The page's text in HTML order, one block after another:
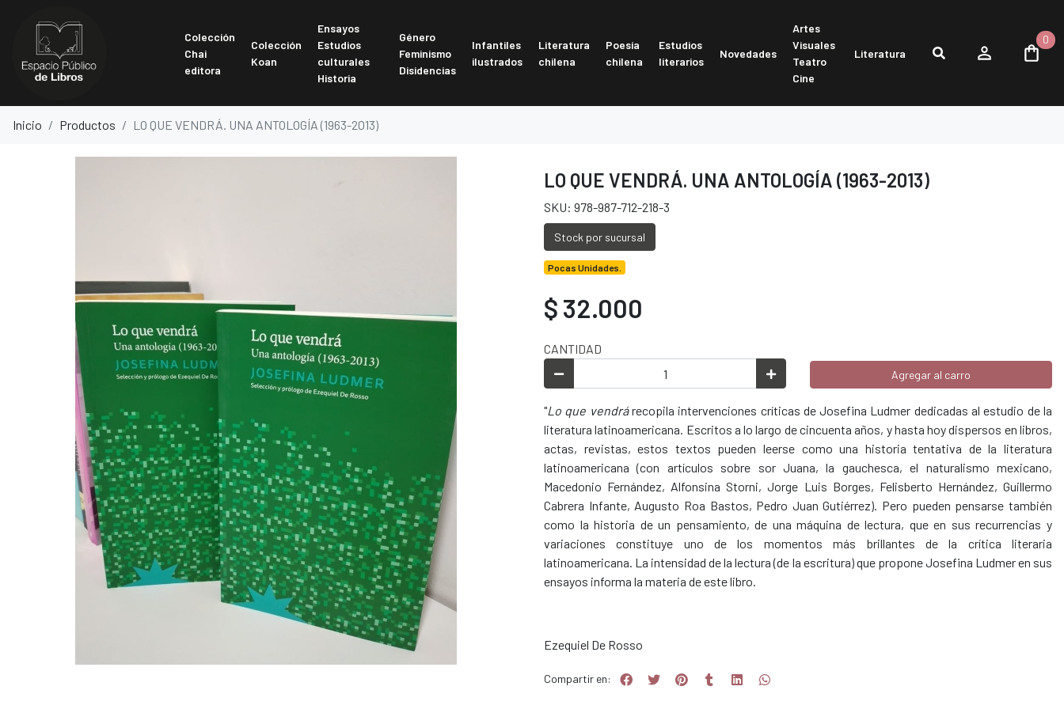
Colección
Chai
editora
Colección
Koan
Ensayos
Estudios
culturales
Historia
Género
Feminismo
Disidencias
Infantiles
ilustrados
Literatura
chilena
Poesía
chilena
Estudios
literarios
Novedades
Artes
Visuales
Teatro
Cine
Literatura
0
Inicio Productos LO QUE VENDRÁ. UNA ANTOLOGÍA (1963-2013)
LO QUE VENDRÁ. UNA ANTOLOGÍA (1963-2013)
SKU: 978-987-712-218-3
Stock por sucursal
Pocas Unidades.
$ 32.000
CANTIDAD
Agregar al carro
"Lo que vendrárecopila intervenciones críticas de Josefina Ludmer dedicadas al estudio de la
literatura latinoamericana. Escritos a lo largo de cincuenta años, y hasta hoy dispersos en libros,
actas, revistas, estos textos pueden leerse como una historia tentativa de la literatura
latinoamericana (con artículos sobre sor Juana, la gauchesca, el naturalismo mexicano,
Macedonio Fernández, Alfonsina Storni, Jorge Luis Borges, Felisberto Hernández, Guillermo
Cabrera Infante, Augusto Roa Bastos, Pedro Juan Gutiérrez). Pero pueden pensarse también
como la historia de un pensamiento, de una máquina de lectura, que en sus recurrencias y
variaciones constituye uno de los momentos más brillantes de la crítica literaria
latinoamericana. La intensidad de la lectura (de la escritura) que propone Josefina Ludmer en sus
ensayos informa la materia de este libro.
Ezequiel De Rosso
Compartir en: